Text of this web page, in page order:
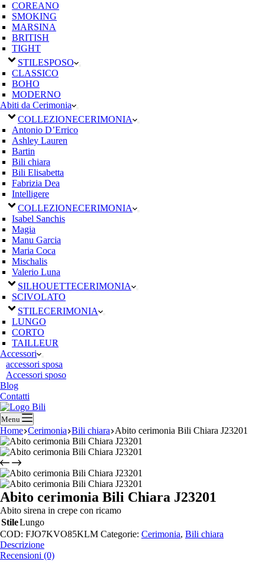
COREANO
SMOKING
MARSINA
BRITISH
TIGHT
STILESPOSO
CLASSICO
BOHO
MODERNO
Abiti da Cerimonia
COLLEZIONECERIMONIA
Antonio D’Errico
Ashley Lauren
Bartin
Bili chiara
Bili Elisabetta
Fabrizia Dea
Intelligere
COLLEZIONECERIMONIA
Isabel Sanchis
Magia
Manu Garcia
Maria Coca
Mischalis
Valerio Luna
SILHOUETTECERIMONIA
SCIVOLATO
STILECERIMONIA
LUNGO
CORTO
TAILLEUR
Accessori
accessori sposa
Accessori sposo
Blog
Contatti
Menu
Home Cerimonia Bili chiara Abito cerimonia Bili Chiara J23201
Abito cerimonia Bili Chiara J23201
Abito sirena in crepe con ricamo
StileLungo
COD: FJO7KVO85KLM Categorie: Cerimonia, Bili chiara
Descrizione
Recensioni (0)